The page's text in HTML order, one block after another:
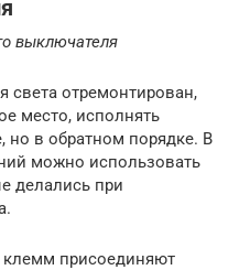
выключателя
света отремонтирован,
место, исполнять
но в обратном порядке. В
можно использовать
делались при
клемм присоединяют